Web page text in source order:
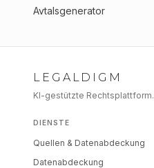
Avtalsgenerator
LEGALDIGM
KI-gestützte Rechtsplattform.
DIENSTE
Quellen & Datenabdeckung
Datenabdeckung